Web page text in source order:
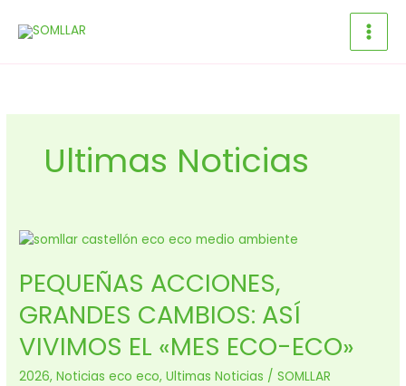
Ultimas Noticias
PEQUEÑAS ACCIONES,
GRANDES CAMBIOS: ASÍ
VIVIMOS EL «MES ECO-ECO»
2026,Noticias eco eco,Ultimas Noticias /SOMLLAR
PEQUEÑAS
GRANDES
CAMBIOS:
ASÍ
EL
«MES